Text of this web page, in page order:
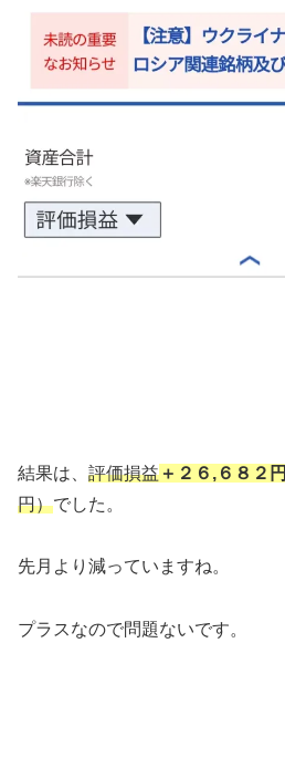
結果は、 評価損益 ＋２６,６８２円
円）でした。
先月より減っていますね。
プラスなので問題ないです。